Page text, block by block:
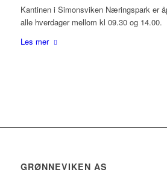
Kantinen i Simonsviken Næringspark er
alle hverdager mellom kl 09.30 og 14.00.
Les mer
GRØNNEVIKEN AS